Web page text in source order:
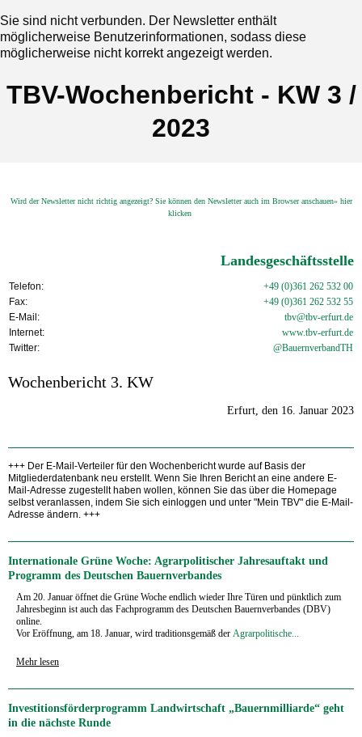
Sie sind nicht verbunden. Der Newsletter enthält
möglicherweise Benutzerinformationen, sodass diese
möglicherweise nicht korrekt angezeigt werden.
TBV-Wochenbericht - KW 3 /
2023
Wird der Newsletter nicht richtig angezeigt? Sie können den Newsletter auch im Browser anschauen» hier
klicken
Landesgeschäftsstelle
Telefon:
+49 (0)361 262 532 00
Fax:
+49 (0)361 262 532 55
E-Mail:
tbv@tbv-erfurt.de
Internet:
www.tbv-erfurt.de
Twitter:
@BauernverbandTH
Wochenbericht 3. KW
Erfurt, den 16. Januar 2023
+++ Der E-Mail-Verteiler für den Wochenbericht wurde auf Basis der
Mitgliederdatenbank neu erstellt. Wenn Sie Ihren Bericht an eine andere E-
Mail-Adresse zugestellt haben wollen, können Sie das über die Homepage
selbst veranlassen, indem Sie sich einloggen und unter "Mein TBV" die E-Mail-
Adresse ändern. +++
Internationale Grüne Woche: Agrarpolitischer Jahresauftakt und
Programm des Deutschen Bauernverbandes
Am 20. Januar öffnet die Grüne Woche endlich wieder Ihre Türen und pünktlich zum
Jahresbeginn ist auch das Fachprogramm des Deutschen Bauernverbandes (DBV)
online.
Vor Eröffnung, am 18. Januar, wird traditionsgemäß der Agrarpolitische...
Mehr lesen
Investitionsförderprogramm Landwirtschaft „Bauernmilliarde“ geht
in die nächste Runde